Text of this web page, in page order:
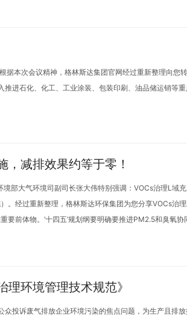
本次会议精神，格林斯达集团官网经过重新整理向您
进石化、化工、工业涂装、包装印刷、油品储运销等
减排效果约等于零！
部大气环境司副司长张大伟特别强调：VOCs治理L域
经过重新整理，格林斯达环保集团为您分享VOCs治理
前体物。‘十四五’规划纲要明确要推进PM2.5和臭氧协
环境管理技术规范》
投诉废气排放企业环境污染的焦点问题，为生产且排